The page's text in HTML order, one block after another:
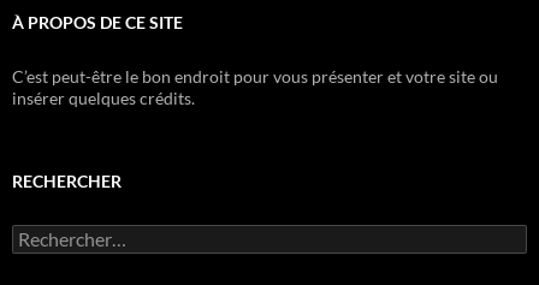
À PROPOS DE CE SITE
C’est peut-être le bon endroit pour vous présenter et votre site ou
insérer quelques crédits.
RECHERCHER
Rechercher :